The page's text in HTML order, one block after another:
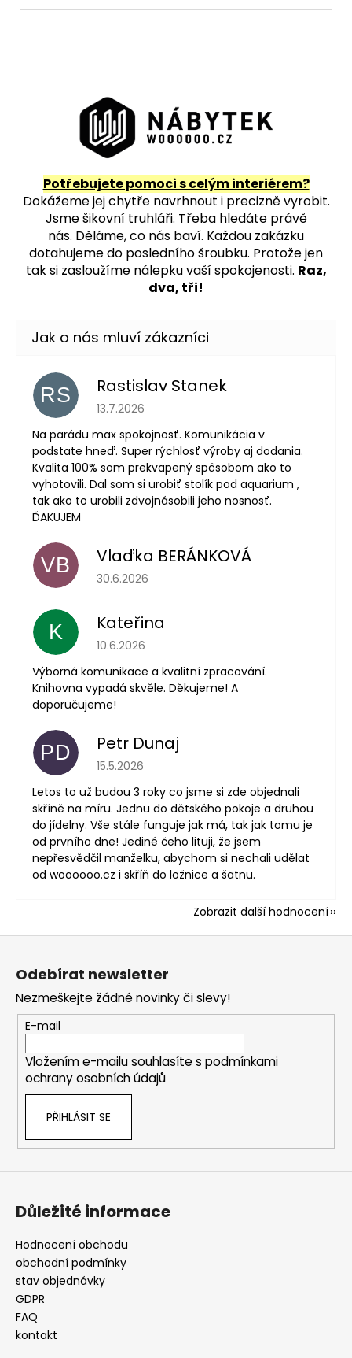
Potřebujete pomoci s celým interiérem?
Dokážeme jej chytře navrhnout i precizně vyrobit.
Jsme šikovní truhláři. Třeba hledáte právě
nás. Děláme, co nás baví. Každou zakázku
dotahujeme do posledního šroubku. Protože jen
tak si zasloužíme nálepku vaší spokojenosti. Raz,
dva, tři!
RS Rastislav Stanek
Hodnocení obchodu je 5 z 5 hvězdiček.
13.7.2026
Na parádu max spokojnosť. Komunikácia v
podstate hneď. Super rýchlosť výroby aj dodania.
Kvalita 100% som prekvapený spôsobom ako to
vyhotovili. Dal som si urobiť stolík pod aquarium ,
tak ako to urobili zdvojnásobili jeho nosnosť.
ĎAKUJEM
VB Vlaďka BERÁNKOVÁ
Hodnocení obchodu je 5 z 5 hvězdiček.
30.6.2026
K Kateřina
Hodnocení obchodu je 5 z 5 hvězdiček.
10.6.2026
Výborná komunikace a kvalitní zpracování.
Knihovna vypadá skvěle. Děkujeme! A
doporučujeme!
PD Petr Dunaj
Hodnocení obchodu je 5 z 5 hvězdiček.
15.5.2026
Letos to už budou 3 roky co jsme si zde objednali
skříně na míru. Jednu do dětského pokoje a druhou
do jídelny. Vše stále funguje jak má, tak jak tomu je
od prvního dne! Jediné čeho lituji, že jsem
nepřesvědčil manželku, abychom si nechali udělat
od woooooo.cz i skříň do ložnice a šatnu.
Zobrazit další hodnocení
Z
Odebírat newsletter
Nezmeškejte žádné novinky či slevy!
E-mail
Vložením e-mailu souhlasíte s podmínkami
ochrany osobních údajů
PŘIHLÁSIT SE
Důležité informace
Hodnocení obchodu
obchodní podmínky
stav objednávky
GDPR
FAQ
kontakt